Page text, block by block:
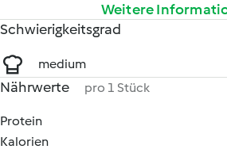
Weitere
Schwierigkeitsgrad
medium
Nährwerte pro 1 Stück
Protein
Kalorien